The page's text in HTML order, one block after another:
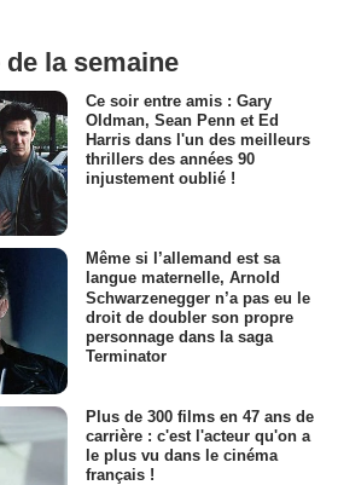
la semaine
Ce soir entre amis : Gary
Oldman, Sean Penn et Ed
Harris dans l'un des meilleurs
thrillers des années 90
injustement oublié !
Même si l’allemand est sa
langue maternelle, Arnold
Schwarzenegger n’a pas eu le
droit de doubler son propre
personnage dans la saga
Terminator
Plus de 300 films en 47 ans de
carrière : c'est l'acteur qu'on a
le plus vu dans le cinéma
français !